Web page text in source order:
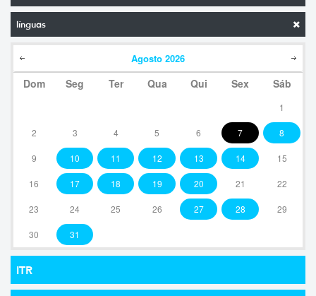
línguas
Agosto 2026
Dom Seg Ter Qua Qui Sex Sáb
1
2 3 4 5 6 7 8
9 10 11 12 13 14 15
16 17 18 19 20 21 22
23 24 25 26 27 28 29
30 31
ITR